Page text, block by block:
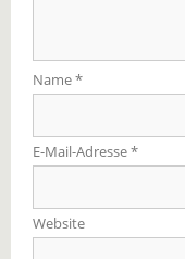
Name*
E-Mail-Adresse*
Website